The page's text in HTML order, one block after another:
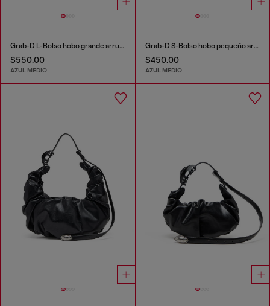
Grab-D L-Bolso hobo grande arrugado en denim tratado
$550.00
AZUL MEDIO
Grab-D S-Bolso hobo pequeño arrugado en denim tratado
$450.00
AZUL MEDIO